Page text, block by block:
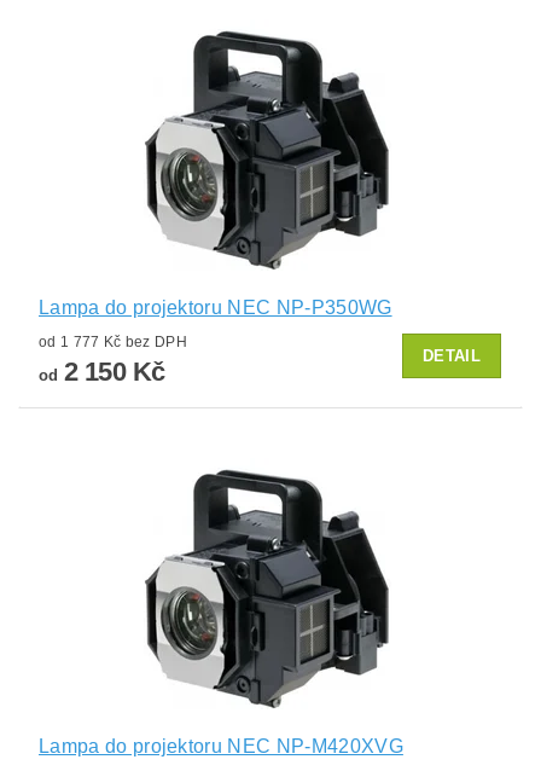
Lampa do projektoru NEC NP-P350WG
od 1 777 Kč bez DPH
od 2 150 Kč
DETAIL
Lampa do projektoru NEC NP-M420XVG